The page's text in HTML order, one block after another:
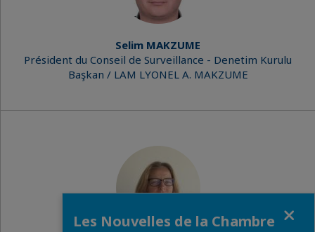
Selim MAKZUME
Président du Conseil de Surveillance - Denetim Kurulu
Başkan / LAM LYONEL A. MAKZUME
Les Nouvelles de la Chambre